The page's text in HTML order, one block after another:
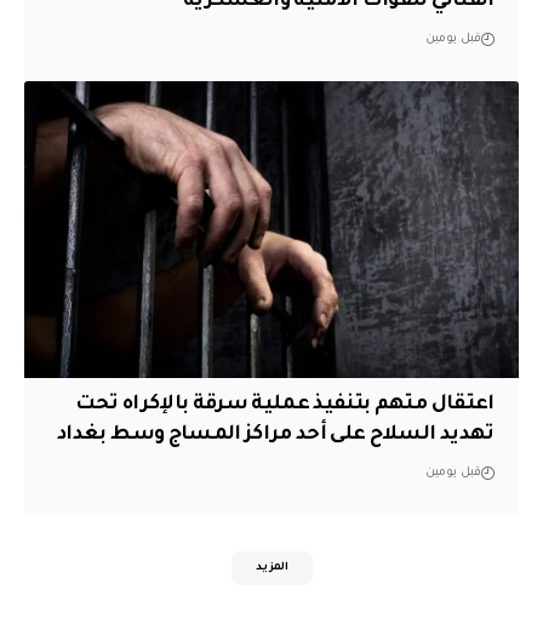
قبل يومين
اعتقال متهم بتنفيذ عملية سرقة بالإكراه تحت
تهديد السلاح على أحد مراكز المساج وسط بغداد
قبل يومين
المزيد